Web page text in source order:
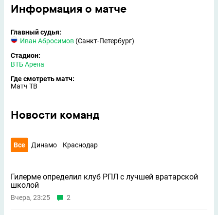
Информация о матче
Главный судья:
Иван Абросимов (Санкт-Петербург)
Стадион:
ВТБ Арена
Где смотреть матч:
Матч ТВ
Новости команд
Все Динамо Краснодар
Гилерме определил клуб РПЛ с лучшей вратарской
школой
Вчера, 23:25 2